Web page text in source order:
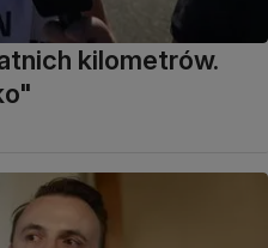
kilometrów.